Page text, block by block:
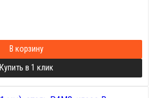
В корзину
Купить в 1 клик